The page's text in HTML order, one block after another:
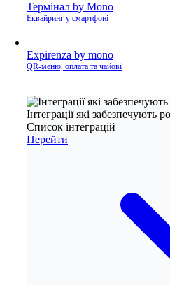
Термінал by Mono
Еквайринг у смартфоні
Expirenza by mono
QR-меню, оплата та чайові
Інтеграції які забезпечують
Список інтеграцій
Перейти